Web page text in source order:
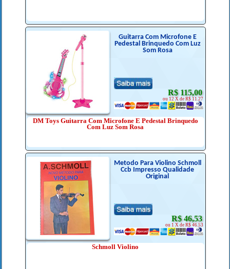
Guitarra Com Microfone E
Pedestal Brinquedo Com Luz
Som Rosa
R$ 115,00
ou 12 X de R$ 11.27
DM Toys Guitarra Com Microfone E Pedestal Brinquedo
Com Luz Som Rosa
Metodo Para Violino Schmoll
Ccb Impresso Qualidade
Original
R$ 46,53
ou 1 X de R$ 46.53
Schmoll Violino